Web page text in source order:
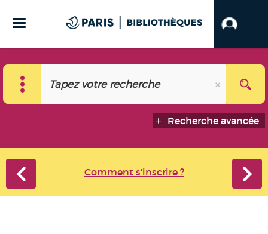
Recherche avancée
Comment s'inscrire ?